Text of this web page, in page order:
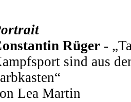
Rüger -
sind aus
Lea Martin